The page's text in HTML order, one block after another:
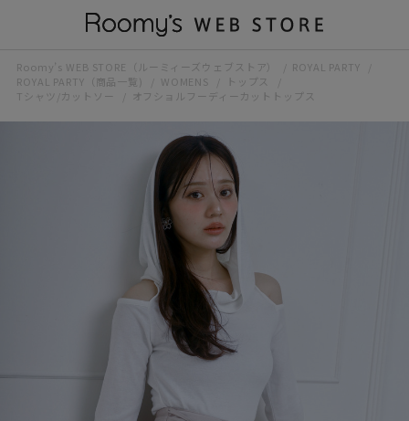
Roomy’s WEB STORE（ルーミィーズウェブストア）
ROYAL PARTY
ROYAL PARTY（商品一覧)
WOMENS
トップス
Tシャツ/カットソー
オフショルフーディーカットトップス